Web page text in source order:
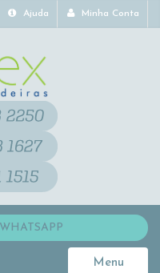
Ajuda Minha Conta
Menu